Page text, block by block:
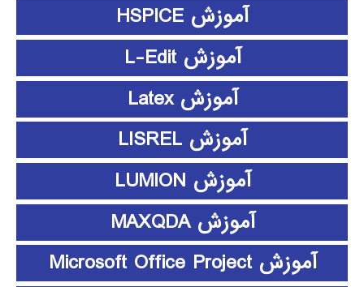
آموزش HSPICE
آموزش L-Edit
آموزش Latex
آموزش LISREL
آموزش LUMION
آموزش MAXQDA
آموزش Microsoft Office Project